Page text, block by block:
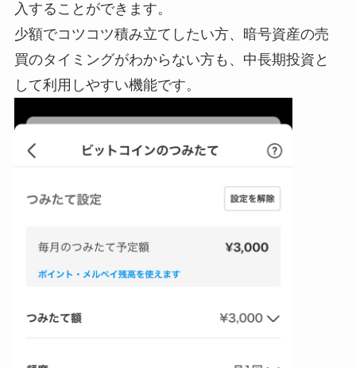
入することができます。
少額でコツコツ積み立てしたい方、暗号資産の売
買のタイミングがわからない方も、中長期投資と
して利用しやすい機能です。